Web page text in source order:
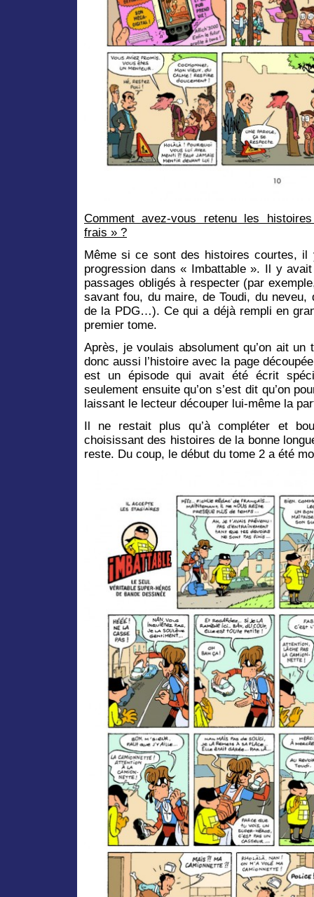
Comment avez-vous retenu les
frais » ?
Même si ce sont des histoires courtes,
progression dans « Imbattable ». Il y
passages obligés à respecter (par
savant fou, du maire, de Toudi, du neveu,
de la PDG…). Ce qui a déjà rempli en
premier tome.
Après, je voulais absolument qu’on ait
donc aussi l’histoire avec la page
est un épisode qui avait été écrit
seulement ensuite qu’on s’est dit qu’on
laissant le lecteur découper lui-même la
Il ne restait plus qu’à compléter et
choisissant des histoires de la bonne
reste. Du coup, le début du tome 2 a été